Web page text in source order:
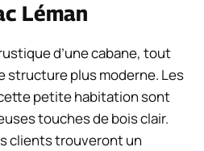
Léman
d’une cabane, tout
structure plus moderne. Les
petite habitation sont
touches de bois clair.
clients trouveront un